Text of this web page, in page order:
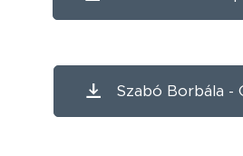
Szabó Borbála -